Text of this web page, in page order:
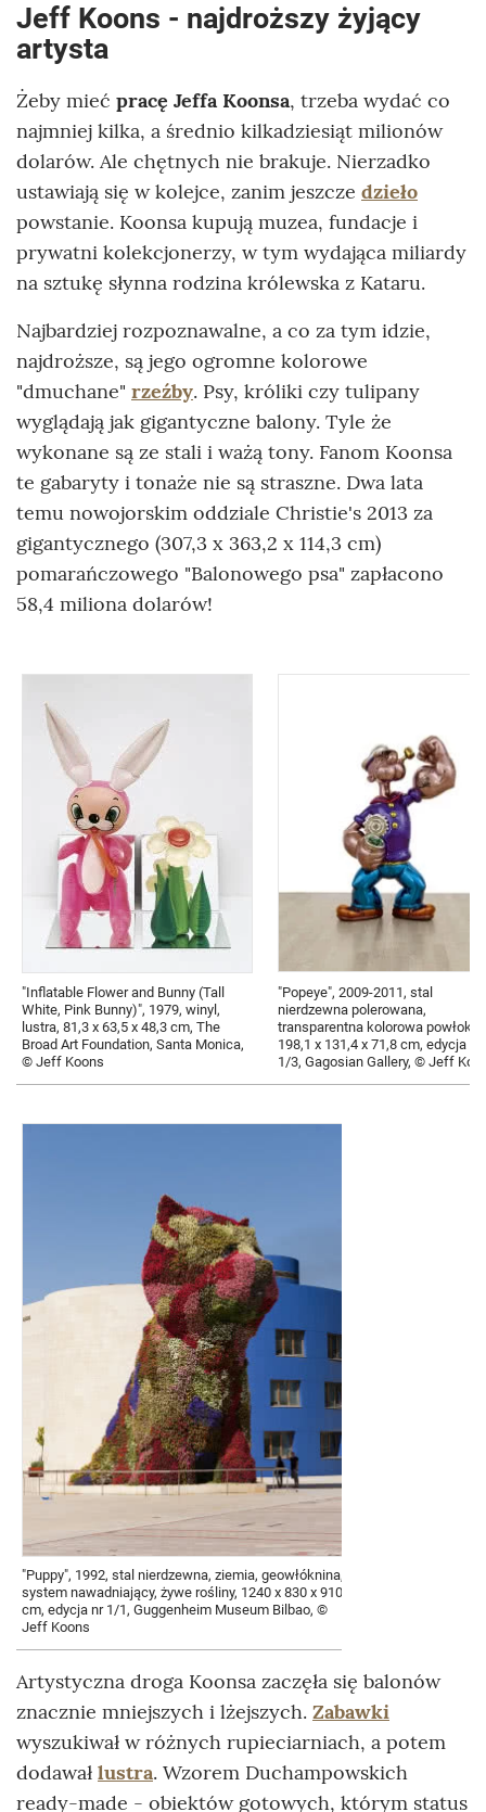
Jeff Koons - najdroższy żyjący
artysta
Żeby mieć pracę Jeffa Koonsa, trzeba wydać co
najmniej kilka, a średnio kilkadziesiąt milionów
dolarów. Ale chętnych nie brakuje. Nierzadko
ustawiają się w kolejce, zanim jeszcze dzieło
powstanie. Koonsa kupują muzea, fundacje i
prywatni kolekcjonerzy, w tym wydająca miliardy
na sztukę słynna rodzina królewska z Kataru.
Najbardziej rozpoznawalne, a co za tym idzie,
najdroższe, są jego ogromne kolorowe
"dmuchane" rzeźby. Psy, króliki czy tulipany
wyglądają jak gigantyczne balony. Tyle że
wykonane są ze stali i ważą tony. Fanom Koonsa
te gabaryty i tonaże nie są straszne. Dwa lata
temu nowojorskim oddziale Christie's 2013 za
gigantycznego (307,3 x 363,2 x 114,3 cm)
pomarańczowego "Balonowego psa" zapłacono
58,4 miliona dolarów!
"Inflatable Flower and Bunny (Tall
White, Pink Bunny)", 1979, winyl,
lustra, 81,3 x 63,5 x 48,3 cm, The
Broad Art Foundation, Santa Monica,
© Jeff Koons
"Popeye", 2009-2011, stal
nierdzewna polerowana,
transparentna kolorowa powłoka ,
198,1 x 131,4 x 71,8 cm, edycja nr
1/3, Gagosian Gallery, © Jeff
"Puppy", 1992, stal nierdzewna, ziemia, geowłóknina,
system nawadniający, żywe rośliny, 1240 x 830 x 910
cm, edycja nr 1/1, Guggenheim Museum Bilbao, ©
Jeff Koons
Artystyczna droga Koonsa zaczęła się balonów
znacznie mniejszych i lżejszych. Zabawki
wyszukiwał w różnych rupieciarniach, a potem
dodawał lustra. Wzorem Duchampowskich
ready-made - obiektów gotowych, którym status